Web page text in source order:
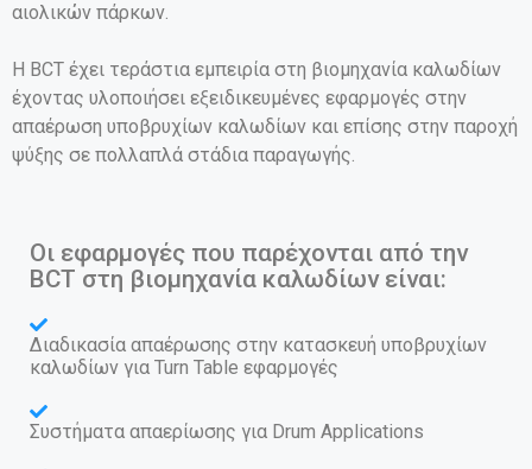
αιολικών πάρκων.
Η BCT έχει τεράστια εμπειρία στη βιομηχανία καλωδίων
έχοντας υλοποιήσει εξειδικευμένες εφαρμογές στην
απαέρωση υποβρυχίων καλωδίων και επίσης στην παροχή
ψύξης σε πολλαπλά στάδια παραγωγής.
Οι εφαρμογές που παρέχονται από την
BCT στη βιομηχανία καλωδίων είναι:
Διαδικασία απαέρωσης στην κατασκευή υποβρυχίων
καλωδίων για Turn Table εφαρμογές
Συστήματα απαερίωσης για Drum Applications